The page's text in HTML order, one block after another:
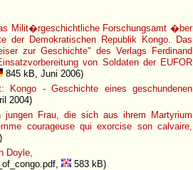
Milit�rgeschichtliche Forschungsamt �ber
der Demokratischen Republik Kongo. Das
zur Geschichte" des Verlags Ferdinand
von Soldaten der EUFOR
845 kB, Juni 2006)
Kongo - Geschichte eines geschundenen
2004)
jungen Frau, die sich aus ihrem Martyrium
courageuse qui exorcise son calvaire,
Doyle,
583 kB)